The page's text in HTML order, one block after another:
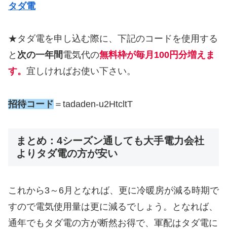
タダ電
★タダ電を申し込む際に、下記のコードを使用する
と 次の一年間電気代の無料枠が毎月100円分増えま
す。 宜しければお使い下さい。
招待コード ＝tadaden-u2HtcltT
まとめ：4シーズン通しても大手電力会社
よりタダ電の方が安い
これから3～6月となれば、更に冷暖房が減る時期で
すので電気使用量は更に減るでしょう。となれば、
通年でもタダ電の方が断然お得で、軍配はタダ電に